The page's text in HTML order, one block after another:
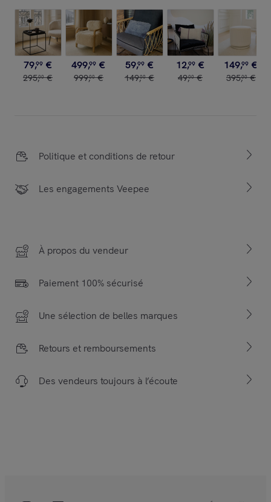
79,99 €
295,00 €
499,99 €
999,00 €
59,99 €
149,00 €
12,99 €
49,00 €
149,99 €
395,00 €
Politique et conditions de retour
Les engagements Veepee
À propos du vendeur
Paiement 100% sécurisé
Une sélection de belles marques
Retours et remboursements
Des vendeurs toujours à l’écoute